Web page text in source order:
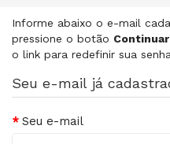
Informe abaixo o e-mail
pressione o botão Continuar
o link para redefinir sua
Seu e-mail já
Seu e-mail